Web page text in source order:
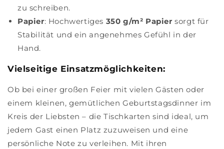
zu schreiben.
Papier: Hochwertiges 350 g/m² Papier sorgt für
Stabilität und ein angenehmes Gefühl in der
Hand.
Vielseitige Einsatzmöglichkeiten:
Ob bei einer großen Feier mit vielen Gästen oder
einem kleinen, gemütlichen Geburtstagsdinner im
Kreis der Liebsten – die Tischkarten sind ideal, um
jedem Gast einen Platz zuzuweisen und eine
persönliche Note zu verleihen. Mit ihren